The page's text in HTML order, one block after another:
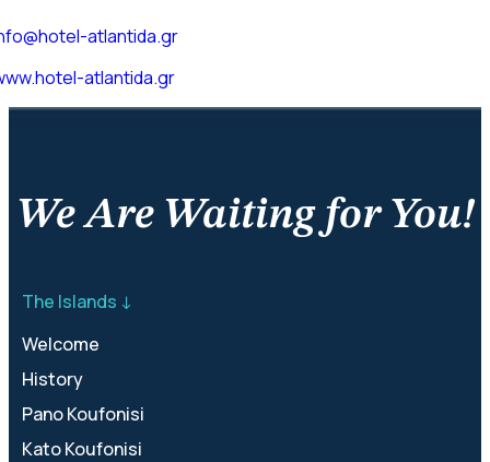
atlantida.gr
atlantida.gr
We Are Waiting for You!
The Islands ↓
Welcome
History
Pano Koufonisi
Kato Koufonisi